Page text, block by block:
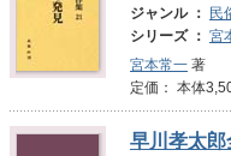
ジャンル ：
民
シリーズ ： 宮
宮本常一 著
定価： 本体
早川孝太